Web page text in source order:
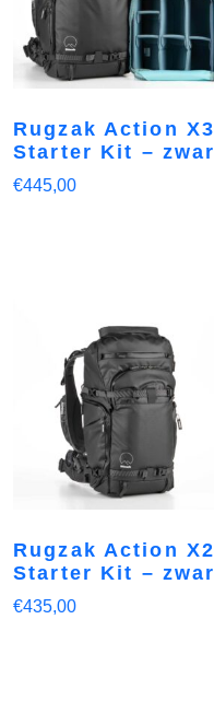
Rugzak Action
Starter Kit –
€445,00
Rugzak Action
Starter Kit –
€435,00